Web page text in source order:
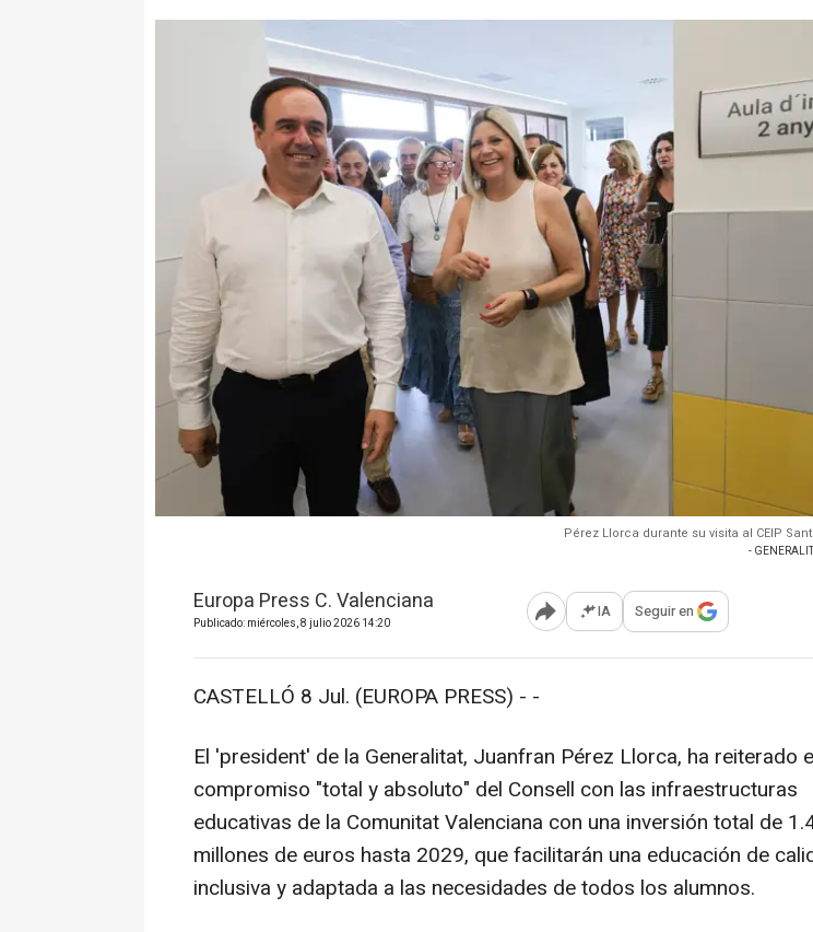
Pérez Llorca durante su visita al CEIP
-
Europa Press C. Valenciana
Publicado: miércoles, 8 julio 2026 14:20 Abrir opciones para compartir
IA Seguir en
CASTELLÓ 8 Jul. (EUROPA PRESS) - -
El 'president' de la Generalitat, Juanfran Pérez Llorca, ha reiterado
compromiso "total y absoluto" del Consell con las infraestructuras
educativas de la Comunitat Valenciana con una inversión total de
millones de euros hasta 2029, que facilitarán una educación de
inclusiva y adaptada a las necesidades de todos los alumnos.